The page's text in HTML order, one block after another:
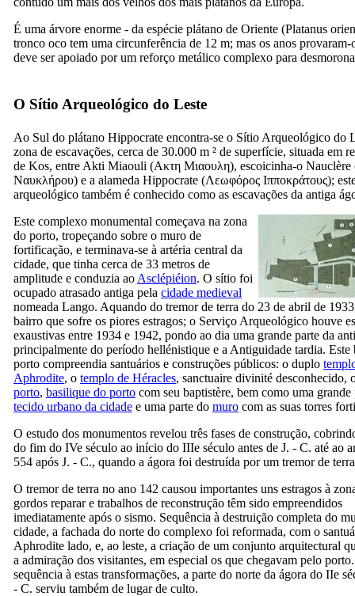
É uma árvore enorme - da espécie plátano de Oriente (Platanus
tronco oco tem uma circunferência de 12 m; mas os anos provaram-
deve ser apoiado por um reforço metálico complexo para
O Sítio Arqueológico do Leste
Ao Sul do plátano Hippocrate encontra-se o Sítio Arqueológico do
zona de escavações, cerca de 30.000 m ² de superfície, situada em
de Kos, entre Akti Miaouli (Ακτη Μιαουλη), escoicinha-o Nauclère
Ναυκλήρου) e a alameda Hippocrate (Λεωφόρος Ιπποκράτους);
arqueológico também é conhecido como as escavações da antiga
Este complexo monumental começava na zona
do porto, tropeçando sobre o muro de
fortificação, e terminava-se à artéria central da
cidade, que tinha cerca de 33 metros de
amplitude e conduzia ao Asclépiéion. O sítio foi
ocupado atrasado antiga pela cidade medieval
nomeada Lango. Aquando do tremor de terra do 23 de abril de
bairro que sofre os piores estragos; o Serviço Arqueológico houve
exaustivas entre 1934 e 1942, pondo ao dia uma grande parte da
principalmente do período hellénistique e a Antiguidade tardia. Este
porto compreendia santuários e construções públicos: o duplo
Aphrodite, o templo de Héracles, sanctuaire divinité desconhecido,
porto, basilique do porto com seu baptistère, bem como uma grande
tecido urbano da cidade e uma parte do muro com as suas torres
O estudo dos monumentos revelou três fases de construção,
do fim do IVe século ao início do IIIe século antes de J. - C. até ao
554 após J. - C., quando a ágora foi destruída por um tremor de
O tremor de terra no ano 142 causou importantes uns estragos à
gordos reparar e trabalhos de reconstrução têm sido empreendidos
imediatamente após o sismo. Sequência à destruição completa do
cidade, a fachada do norte do complexo foi reformada, com o
Aphrodite lado, e, ao leste, a criação de um conjunto arquitectural
a admiração dos visitantes, em especial os que chegavam pelo
sequência à estas transformações, a parte do norte da ágora do IIe
- C. serviu também de lugar de culto.